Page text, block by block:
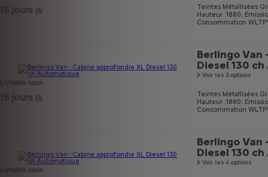
15 jours (3)
Teintes Métallisées
Hauteur :1880;
Consommation
Livrable sous
15 jours (3)
Berlingo Van
Diesel 130
Voir les 3 options
Teintes Métallisées
Hauteur :1880;
Consommation
Livrable sous
Berlingo Van
Diesel 130
Voir les 4 options